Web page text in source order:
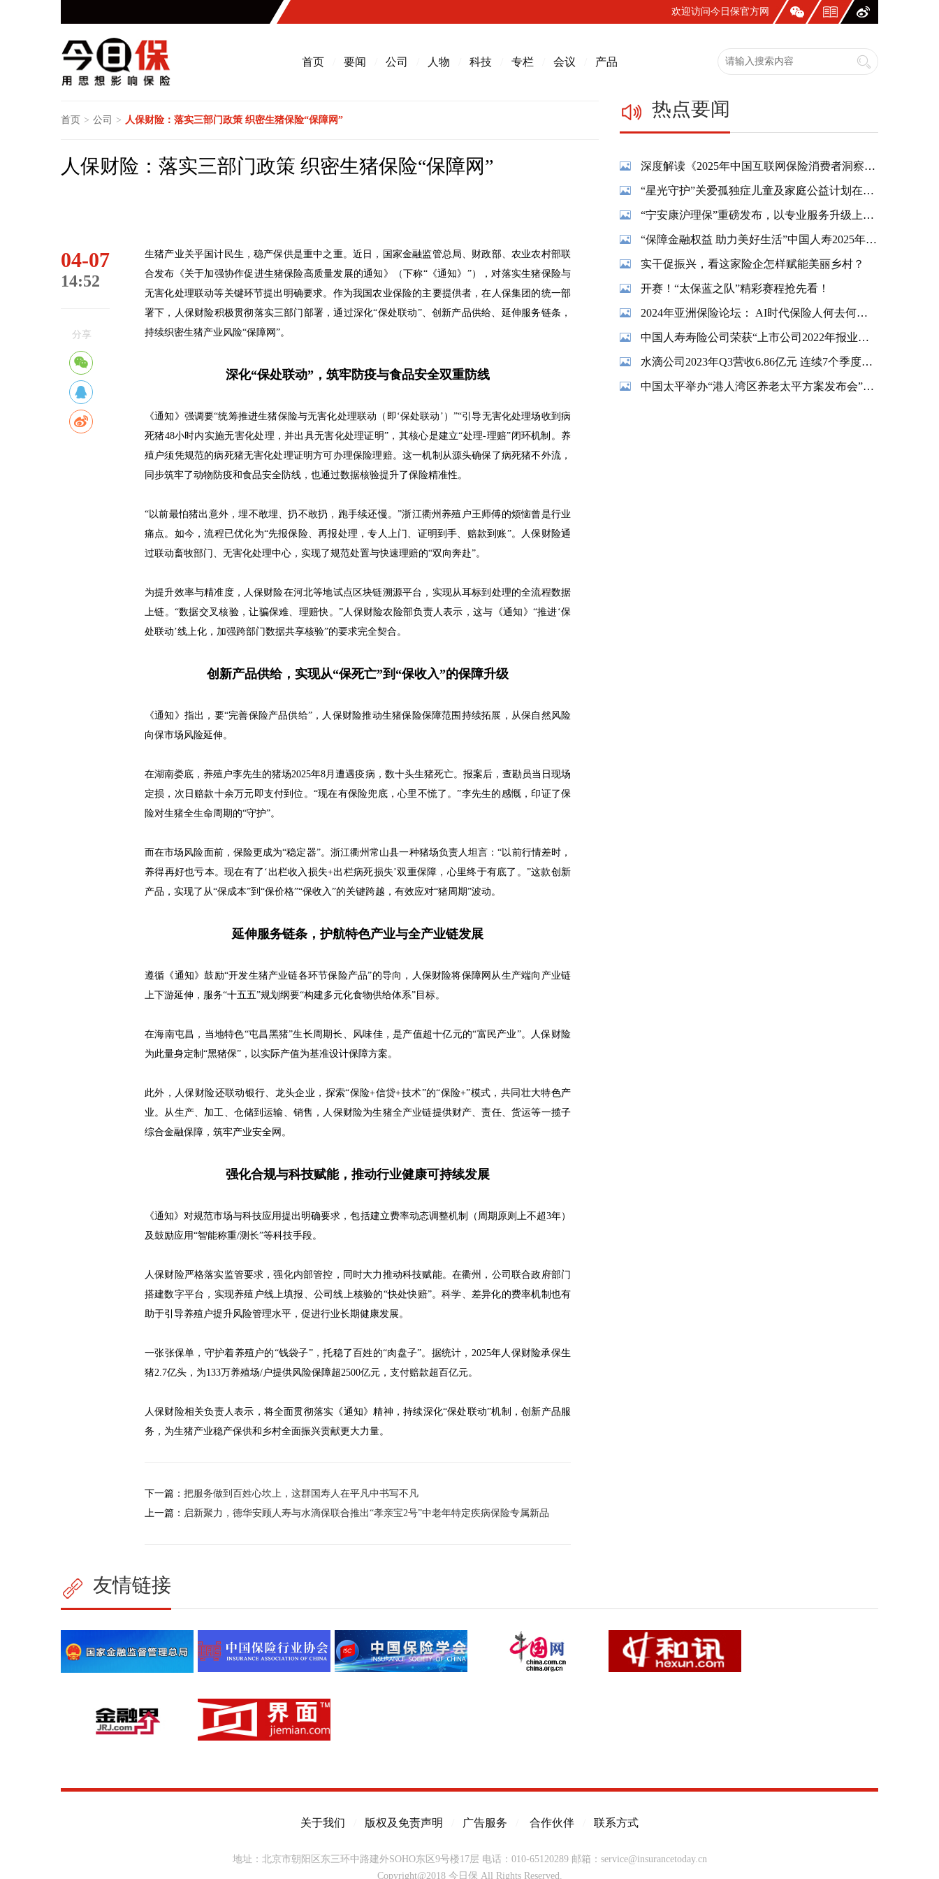
欢迎访问今日保官方网
首页 要闻 公司 人物 科技 专栏 会议 产品
首页 > 公司 > 人保财险：落实三部门政策 织密生猪保险“保障网”
人保财险：落实三部门政策 织密生猪保险“保障网”
04-07
14:52
分享
生猪产业关乎国计民生，稳产保供是重中之重。近日，国家金融监管总局、财政部、农业农村部联
合发布《关于加强协作促进生猪保险高质量发展的通知》（下称“《通知》”），对落实生猪保险与
无害化处理联动等关键环节提出明确要求。作为我国农业保险的主要提供者，在人保集团的统一部
署下，人保财险积极贯彻落实三部门部署，通过深化“保处联动”、创新产品供给、延伸服务链条，
持续织密生猪产业风险“保障网”。
深化“保处联动”，筑牢防疫与食品安全双重防线
《通知》强调要“统筹推进生猪保险与无害化处理联动（即‘保处联动’）”“引导无害化处理场收到病
死猪48小时内实施无害化处理，并出具无害化处理证明”，其核心是建立“处理-理赔”闭环机制。养
殖户须凭规范的病死猪无害化处理证明方可办理保险理赔。这一机制从源头确保了病死猪不外流，
同步筑牢了动物防疫和食品安全防线，也通过数据核验提升了保险精准性。
“以前最怕猪出意外，埋不敢埋、扔不敢扔，跑手续还慢。”浙江衢州养殖户王师傅的烦恼曾是行业
痛点。如今，流程已优化为“先报保险、再报处理，专人上门、证明到手、赔款到账”。人保财险通
过联动畜牧部门、无害化处理中心，实现了规范处置与快速理赔的“双向奔赴”。
为提升效率与精准度，人保财险在河北等地试点区块链溯源平台，实现从耳标到处理的全流程数据
上链。“数据交叉核验，让骗保难、理赔快。”人保财险农险部负责人表示，这与《通知》“推进‘保
处联动’线上化，加强跨部门数据共享核验”的要求完全契合。
创新产品供给，实现从“保死亡”到“保收入”的保障升级
《通知》指出，要“完善保险产品供给”，人保财险推动生猪保险保障范围持续拓展，从保自然风险
向保市场风险延伸。
在湖南娄底，养殖户李先生的猪场2025年8月遭遇疫病，数十头生猪死亡。报案后，查勘员当日现场
定损，次日赔款十余万元即支付到位。“现在有保险兜底，心里不慌了。”李先生的感慨，印证了保
险对生猪全生命周期的“守护”。
而在市场风险面前，保险更成为“稳定器”。浙江衢州常山县一种猪场负责人坦言：“以前行情差时，
养得再好也亏本。现在有了‘出栏收入损失+出栏病死损失’双重保障，心里终于有底了。”这款创新
产品，实现了从“保成本”到“保价格”“保收入”的关键跨越，有效应对“猪周期”波动。
延伸服务链条，护航特色产业与全产业链发展
遵循《通知》鼓励“开发生猪产业链各环节保险产品”的导向，人保财险将保障网从生产端向产业链
上下游延伸，服务“十五五”规划纲要“构建多元化食物供给体系”目标。
在海南屯昌，当地特色“屯昌黑猪”生长周期长、风味佳，是产值超十亿元的“富民产业”。人保财险
为此量身定制“黑猪保”，以实际产值为基准设计保障方案。
此外，人保财险还联动银行、龙头企业，探索“保险+信贷+技术”的“保险+”模式，共同壮大特色产
业。从生产、加工、仓储到运输、销售，人保财险为生猪全产业链提供财产、责任、货运等一揽子
综合金融保障，筑牢产业安全网。
强化合规与科技赋能，推动行业健康可持续发展
《通知》对规范市场与科技应用提出明确要求，包括建立费率动态调整机制（周期原则上不超3年）
及鼓励应用“智能称重/测长”等科技手段。
人保财险严格落实监管要求，强化内部管控，同时大力推动科技赋能。在衢州，公司联合政府部门
搭建数字平台，实现养殖户线上填报、公司线上核验的“快处快赔”。科学、差异化的费率机制也有
助于引导养殖户提升风险管理水平，促进行业长期健康发展。
一张张保单，守护着养殖户的“钱袋子”，托稳了百姓的“肉盘子”。据统计，2025年人保财险承保生
猪2.7亿头，为133万养殖场/户提供风险保障超2500亿元，支付赔款超百亿元。
人保财险相关负责人表示，将全面贯彻落实《通知》精神，持续深化“保处联动”机制，创新产品服
务，为生猪产业稳产保供和乡村全面振兴贡献更大力量。
下一篇： 把服务做到百姓心坎上，这群国寿人在平凡中书写不凡
上一篇： 启新聚力，德华安顾人寿与水滴保联合推出“孝亲宝2号”中老年特定疾病保险专属新品
热点要闻
深度解读《2025年中国互联网保险消费者洞察报告》：一张保单，照见国人生活新模样
“星光守护”关爱孤独症儿童及家庭公益计划在蓉温情启幕
“宁安康沪理保”重磅发布，以专业服务升级上海市民养老保障
“保障金融权益 助力美好生活”中国人寿2025年金融教育宣传周活动精彩纷呈
实干促振兴，看这家险企怎样赋能美丽乡村？
开赛！“太保蓝之队”精彩赛程抢先看！
2024年亚洲保险论坛： AI时代保险人何去何从？
中国人寿寿险公司荣获“上市公司2022年报业绩说明会最佳实践”奖项
水滴公司2023年Q3营收6.86亿元 连续7个季度实现盈利
中国太平举办“港人湾区养老太平方案发布会”暨“香港金融交易及服务有限公司揭牌仪式”
友情链接
关于我们 版权及免责声明 广告服务 合作伙伴 联系方式
地址：北京市朝阳区东三环中路建外SOHO东区9号楼17层 电话：010-65120289 邮箱：service@insurancetoday.cn
Copyright@2018 今日保 All Rights Reserved.